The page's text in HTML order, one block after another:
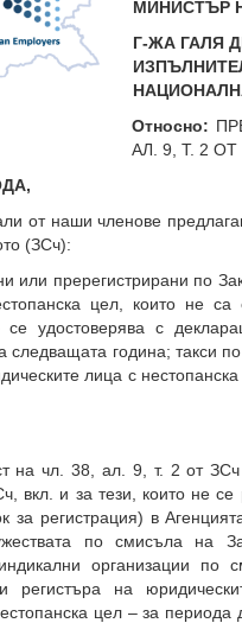
МИНИСТЪР
Г-ЖА ГАЛЯ
Относно:
АЛ. 9, Т. 2
от наши членове
(ЗСч):
или пререгистрирани по
цел, които не са
се удостоверява с
следващата година; такси
лица с
на чл. 38, ал. 9, т. 2 от
вкл. и за тези, които не
за регистрация) в
по смисъла на
организации
и регистъра на
цел – за